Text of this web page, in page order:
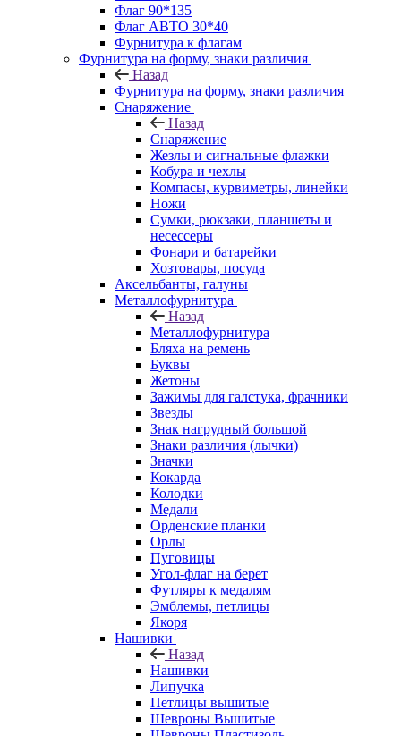
Флаг 90*135
Флаг АВТО 30*40
Фурнитура к флагам
Фурнитура на форму, знаки различия
Назад
Фурнитура на форму, знаки различия
Снаряжение
Назад
Снаряжение
Жезлы и сигнальные флажки
Кобура и чехлы
Компасы, курвиметры, линейки
Ножи
Сумки, рюкзаки, планшеты и
несессеры
Фонари и батарейки
Хозтовары, посуда
Аксельбанты, галуны
Металлофурнитура
Назад
Металлофурнитура
Бляха на ремень
Буквы
Жетоны
Зажимы для галстука, фрачники
Звезды
Знак нагрудный большой
Знаки различия (лычки)
Значки
Кокарда
Колодки
Медали
Орденские планки
Орлы
Пуговицы
Угол-флаг на берет
Футляры к медалям
Эмблемы, петлицы
Якоря
Нашивки
Назад
Нашивки
Липучка
Петлицы вышитые
Шевроны Вышитые